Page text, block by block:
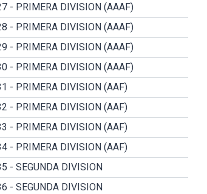
- PRIMERA DIVISION (AAAF)
- PRIMERA DIVISION (AAAF)
- PRIMERA DIVISION (AAAF)
- PRIMERA DIVISION (AAAF)
- PRIMERA DIVISION (AAF)
- PRIMERA DIVISION (AAF)
- PRIMERA DIVISION (AAF)
- PRIMERA DIVISION (AAF)
- SEGUNDA DIVISION
- SEGUNDA DIVISION